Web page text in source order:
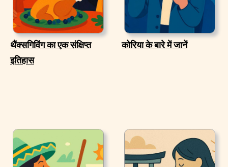
थैंक्सगिविंग का एक संक्षिप्त
इतिहास
कोरिया के बारे में जानें